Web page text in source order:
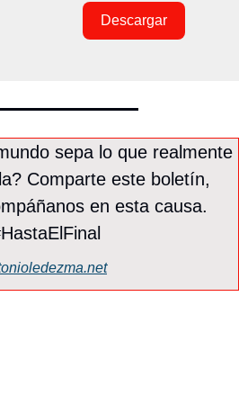
Descargar
sepa lo que realmente
Comparte este boletín,
en esta causa.